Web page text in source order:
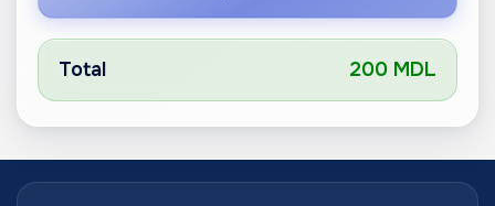
Total 200 MDL